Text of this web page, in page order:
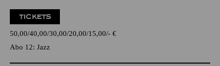
TICKETS
50,00 40,00 30,00 20,00 15,00 - €
Abo 12: Jazz